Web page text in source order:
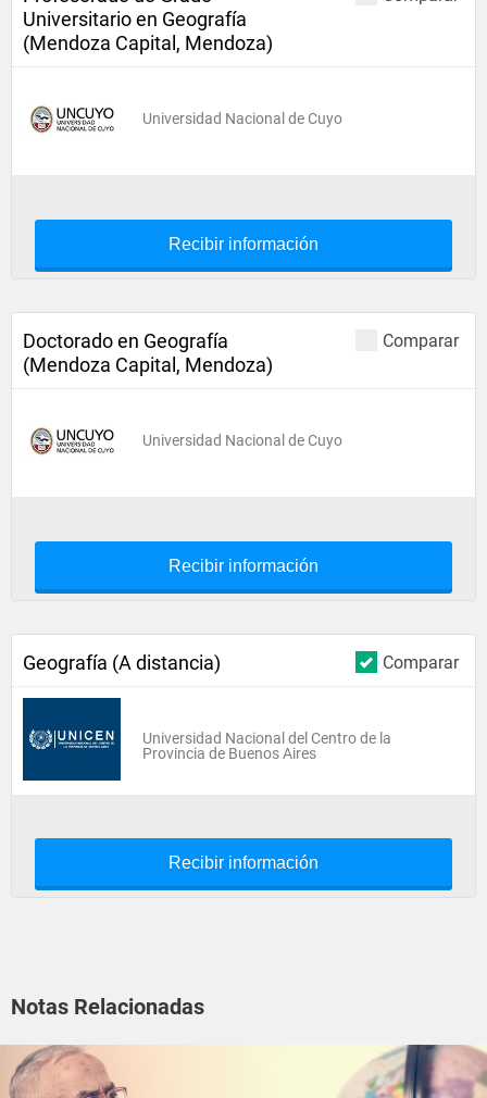
Universitario en Geografía
(Mendoza Capital, Mendoza)
Universidad Nacional de Cuyo
Recibir información
Comparar
Doctorado en Geografía
(Mendoza Capital, Mendoza)
Universidad Nacional de Cuyo
Recibir información
Comparar
Geografía (A distancia)
Universidad Nacional del Centro de la
Provincia de Buenos Aires
Recibir información
Notas Relacionadas